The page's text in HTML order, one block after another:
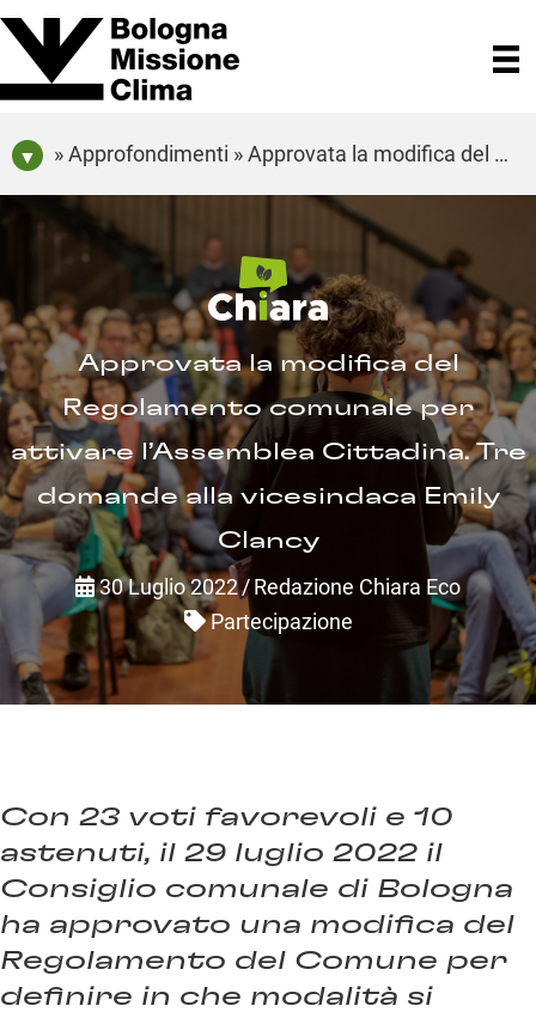
» Approfondimenti » Approvata la modifica del Regolamento comunale per attivare l’Assemblea Cittadina. Tre domande alla vicesindaca Emily Clancy
Approvata la modifica del
Regolamento comunale per
attivare l’Assemblea Cittadina. Tre
domande alla vicesindaca Emily
Clancy
30 Luglio 2022/Redazione Chiara Eco
Partecipazione
Con 23 voti favorevoli e 10
astenuti, il 29 luglio 2022 il
Consiglio comunale di Bologna
ha approvato una modifica del
Regolamento del Comune per
definire in che modalità si